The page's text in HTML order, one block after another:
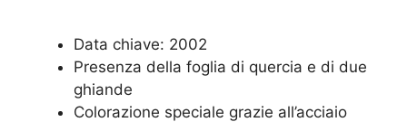
Data chiave: 2002
Presenza della foglia di quercia e di due
ghiande
Colorazione speciale grazie all’acciaio